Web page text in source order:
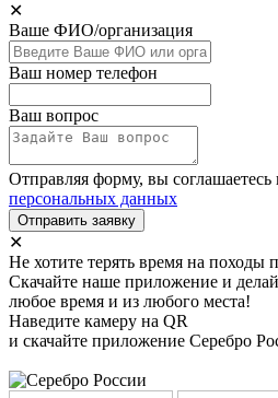
✕
Ваше ФИО/организация
Ваш номер телефон
Ваш вопрос
Отправляя форму, вы соглашаетесь
персональных данных
Отправить заявку
✕
Не хотите терять время на походы
Скачайте наше приложение и
любое время и из любого места!
Наведите камеру на QR
и скачайте приложение Серебро